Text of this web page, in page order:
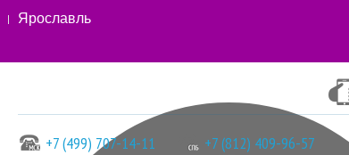
Ярославль
+7 (499) 707-14-11 +7 (812) 409-96-57